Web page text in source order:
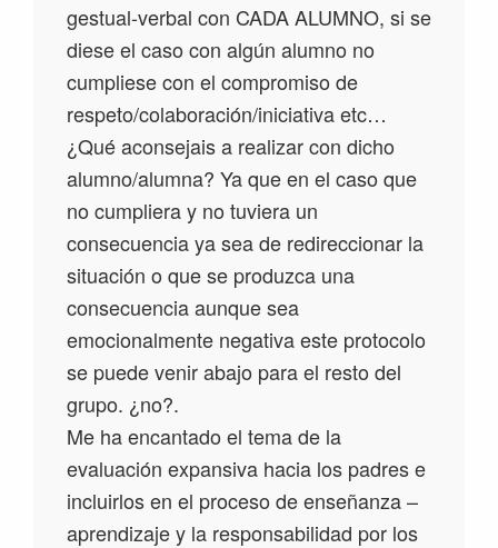
gestual-verbal con CADA ALUMNO, si se
diese el caso con algún alumno no
cumpliese con el compromiso de
respeto/colaboración/iniciativa etc…
¿Qué aconsejais a realizar con dicho
alumno/alumna? Ya que en el caso que
no cumpliera y no tuviera un
consecuencia ya sea de redireccionar la
situación o que se produzca una
consecuencia aunque sea
emocionalmente negativa este protocolo
se puede venir abajo para el resto del
grupo. ¿no?.
Me ha encantado el tema de la
evaluación expansiva hacia los padres e
incluirlos en el proceso de enseñanza –
aprendizaje y la responsabilidad por los